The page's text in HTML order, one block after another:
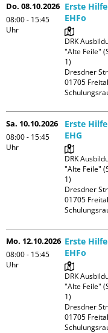
Do. 08.10.2026
08:00 - 15:45
Uhr
Erste
EHFo
DRK
"Alte Feile"
1)
Dresdner
01705 Freital
Sa. 10.10.2026
08:00 - 15:45
Uhr
Erste
EHG
DRK
"Alte Feile"
1)
Dresdner
01705 Freital
Mo. 12.10.2026
08:00 - 15:45
Uhr
Erste
EHFo
DRK
"Alte Feile"
1)
Dresdner
01705 Freital